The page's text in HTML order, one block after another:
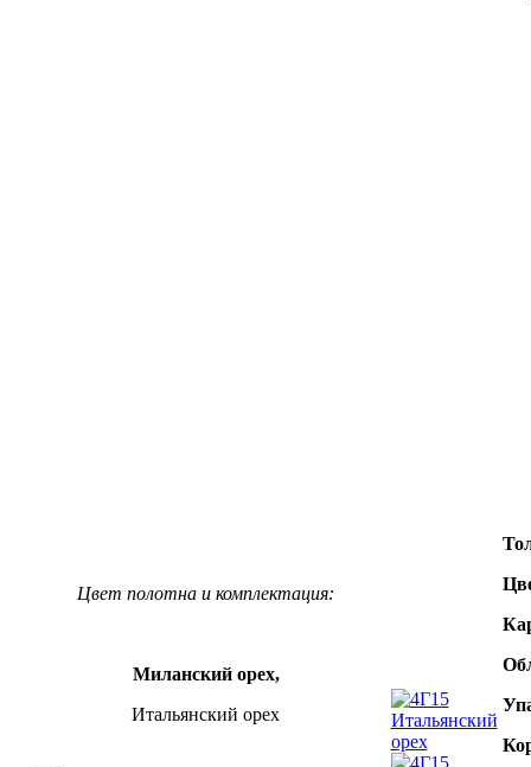
Цвет полотна и комплектация:
Миланский орех,
Итальянский орех